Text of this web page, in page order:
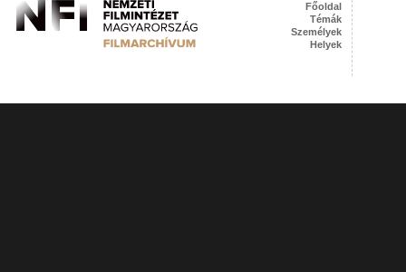
Főoldal
Témák
Személyek
Helyek